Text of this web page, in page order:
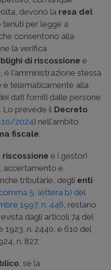
devono la resa del
tenuti per legge a
consentono alla
la verifica
di riscossione e
è l'amministrazione stessa
e telematicamente alla
dati forniti dalle persone
Lo prevede il Decreto
2024) nell'ambito
fiscale.
e i gestori
accertamento e
tributarie, degli enti
5, lettera b) del
1997, n. 446, restano
dagli articoli 74 del
n. 2440, e 610 del
n. 827.
, se la